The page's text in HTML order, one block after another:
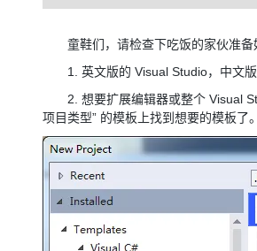
童鞋们，请检查下吃饭的家伙准备
1. 英文版的 Visual Studio，中文版
2. 想要扩展编辑器或整个 Visual
项目类型” 的模板上找到想要的模板了。